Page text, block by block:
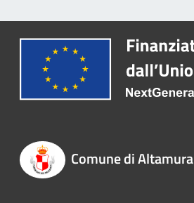
Comune di Altamura